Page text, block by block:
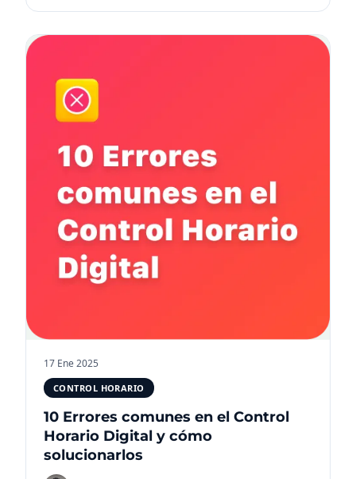
17 Ene 2025
CONTROL HORARIO
10 Errores comunes en el Control
Horario Digital y cómo
solucionarlos